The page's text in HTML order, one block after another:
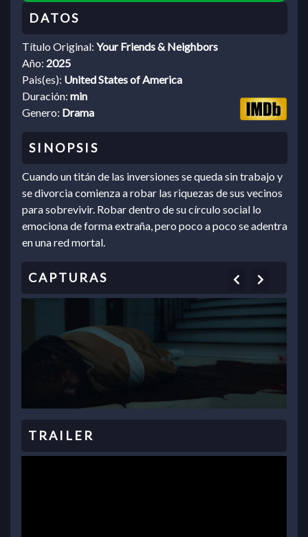
Título Original: Your Friends & Neighbors
Año: 2025
Pais(es): United States of America
Duración: min
Genero: Drama
Cuando un titán de las inversiones se queda sin trabajo y
se divorcia comienza a robar las riquezas de sus vecinos
para sobrevivir. Robar dentro de su círculo social lo
emociona de forma extraña, pero poco a poco se adentra
en una red mortal.
Previous